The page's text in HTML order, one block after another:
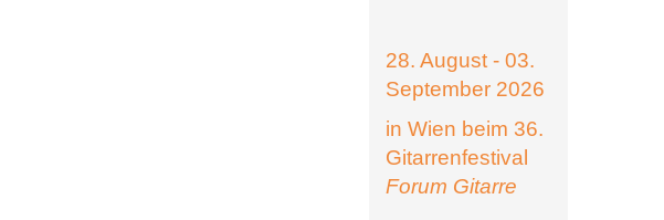
28. August - 03.
September 2026
in Wien beim 36.
Gitarrenfestival
Forum Gitarre